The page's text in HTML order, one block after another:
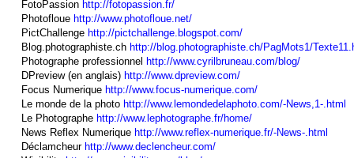
FotoPassion http://fotopassion.fr/
Photofloue http://www.photofloue.net/
PictChallenge http://pictchallenge.blogspot.com/
Blog.photographiste.ch http://blog.photographiste.ch/PagMots1/
Photographe professionnel http://www.cyrilbruneau.com/blog/
DPreview (en anglais) http://www.dpreview.com/
Focus Numerique http://www.focus-numerique.com/
Le monde de la photo http://www.lemondedelaphoto.com/-News,1-.html
Le Photographe http://www.lephotographe.fr/home/
News Reflex Numerique http://www.reflex-numerique.fr/-News-.html
Déclamcheur http://www.declencheur.com/